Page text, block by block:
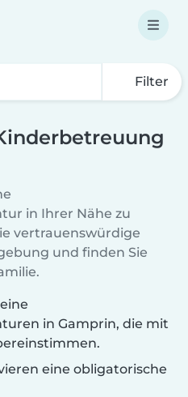
Filter
in Ihrer Nähe zu
vertrauenswürdige
und finden Sie
in Gamprin, die mit
eine obligatorische